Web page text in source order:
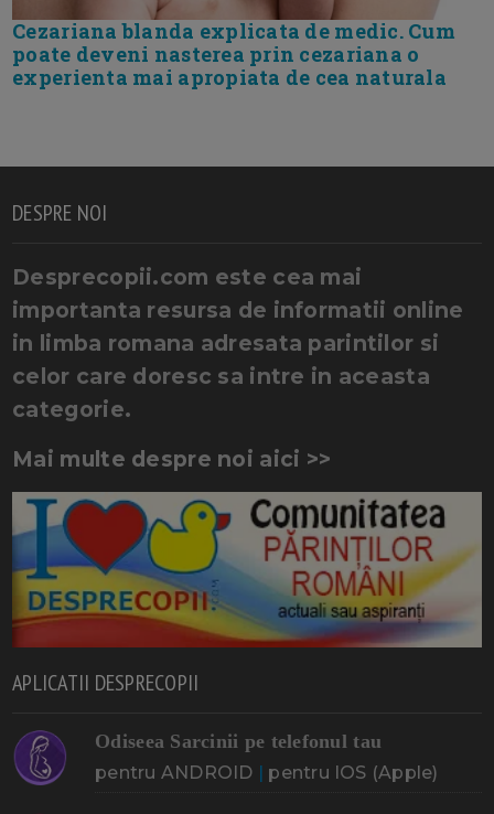
Cezariana blanda explicata de medic. Cum
poate deveni nasterea prin cezariana o
experienta mai apropiata de cea naturala
DESPRE NOI
Desprecopii.com este cea mai
importanta resursa de informatii online
in limba romana adresata parintilor si
celor care doresc sa intre in aceasta
categorie.
Mai multe despre noi aici >>
APLICATII DESPRECOPII
Odiseea Sarcinii pe telefonul tau
pentru ANDROID pentru IOS (Apple)